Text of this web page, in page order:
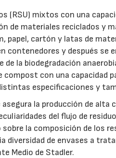
(RSU) mixtos con una
de materiales reciclados y
papel, cartón y latas de
contenedores y después se
la biodegradación
con una capacidad
especificaciones y
la producción de alta
del flujo de
la composición de los
diversidad de envases a
Medio de Stadler.
27/07/2026